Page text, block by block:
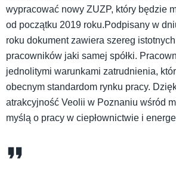
wypracować nowy ZUZP, który będzie
od początku 2019 roku.Podpisany w
roku dokument zawiera szereg
pracowników jaki samej spółki.
jednolitymi warunkami zatrudnienia,
obecnym standardom rynku pracy.
atrakcyjność Veolii w Poznaniu wśród
myślą o pracy w ciepłownictwie i